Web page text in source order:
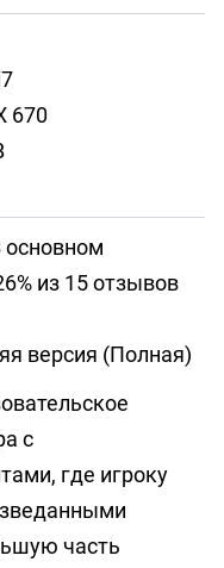
670
основном
из 15 отзывов
версия (Полная)
с
где игроку
часть